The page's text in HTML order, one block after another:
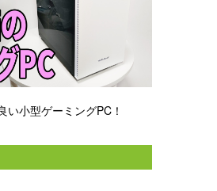
い小型ゲーミングPC！